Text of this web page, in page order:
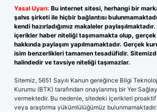
Yasal Uyarı: Bu internet sitesi, herhangi bir
şahıs şirketi ile hiçbir bağlantısı
kendi hazırladığımız makaleler
içerikler haber niteliği taşımamakta olup,
hakkında paylaşım yapılmamaktadır. Gerçek
isim benzerlikleri tamamen tesadüfidir.
halindedir ve tavsiye niteliği taşımazlar.
Sitemiz, 5651 Sayılı Kanun gereğince Bilgi
Kurumu (BTK) tarafından onaylanmış bir Yer
vermektedir. Bu nedenle, sitedeki içerikleri
veya araştırma yükümlülüğümüz